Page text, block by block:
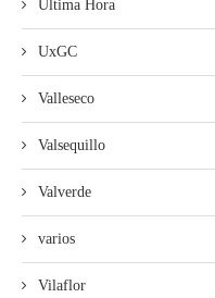
Ultima Hora
UxGC
Valleseco
Valsequillo
Valverde
varios
Vilaflor